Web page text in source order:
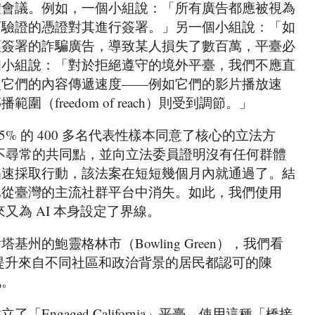
議。例如，一個小組說：「所有廣告都應被視為
證的憑證對其進行簽署。」另一個小組說：「如
署的詐騙廣告，導致某人損失了數百萬，平臺必
組說：「對於拒絕遵守的境外平臺，我們不應直
們的內容傳遞速度——例如它們的影片播放速
圍（freedom of reach）則受到調節。」
的 400 多名代表性樣本同意了核心的立法方
常的共同點，並向立法委員證明沒有任何群體
採取行動，該法案在短短幾個月內就通過了。結
臺灣的主流社群平台中消失。如此，我們使用
為 AI 本身設定了界線。
基州的鮑靈格林市（Bowling Green），我們看
來自不同社區和政治背景的居民都認可的陳